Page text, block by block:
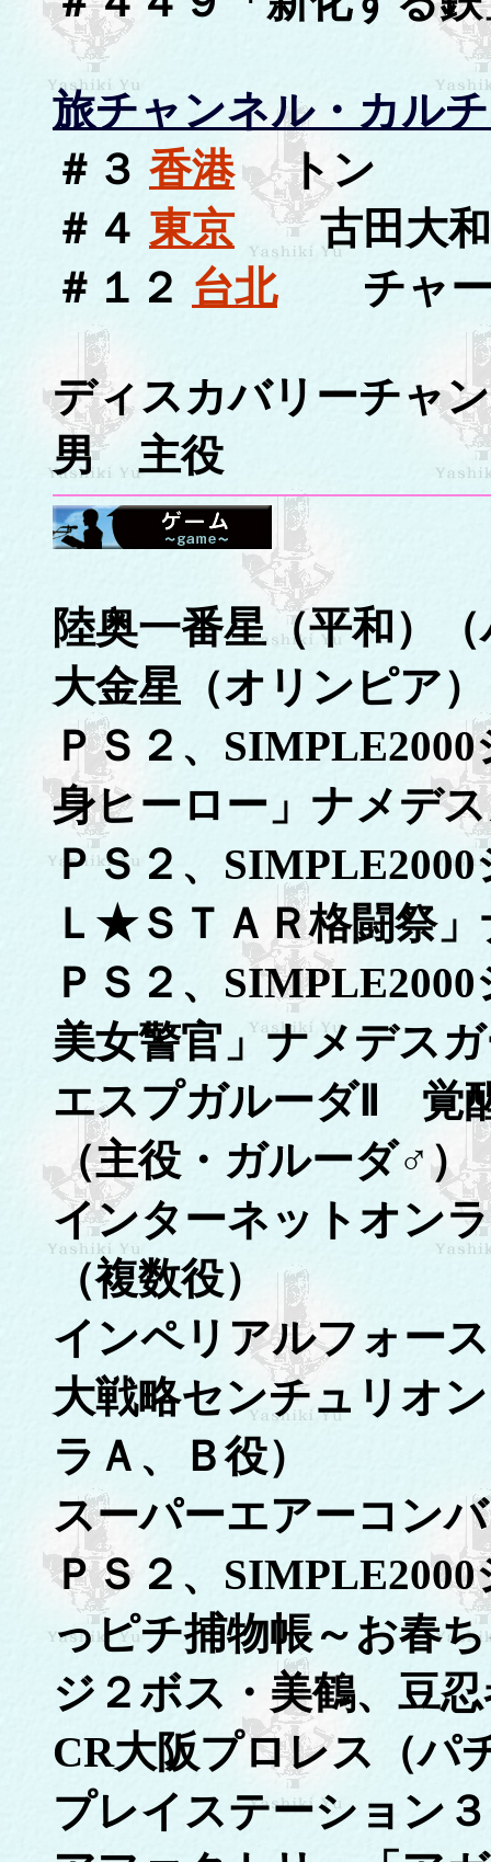
旅チャンネル・カル
＃３ 香港トン
＃４ 東京古田大和
＃１２ 台北チャー
ディスカバリーチャ
男 主役
陸奥一番星（平和）
大金星（オリンピア
ＰＳ２、
身ヒーロー」ナメデ
ＰＳ２、
Ｌ★ＳＴＡＲ格闘祭
ＰＳ２、
美女警官」ナメデス
エスプガルーダⅡ 覚
（主役・ガルーダ♂）
インターネットオン
（複数役）
インペリアルフォー
大戦略センチュリオ
ラＡ、Ｂ役）
スーパーエアーコン
ＰＳ２、
っピチ捕物帳～お春
ジ２ボス・美鶴、豆
CR大阪プロレス（パ
プレイステーション